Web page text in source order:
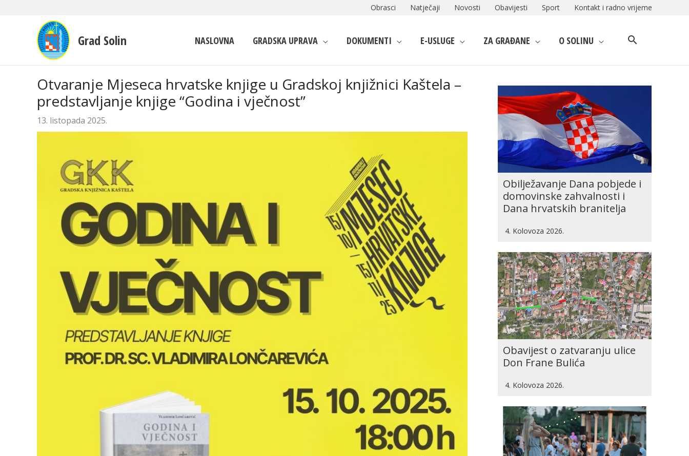
Obrasci Natječaji Novosti Obavijesti Sport Kontakt i radno vrijeme
Grad Solin NASLOVNA GRADSKA UPRAVA DOKUMENTI E-USLUGE ZA GRAĐANE O SOLINU
Otvaranje Mjeseca hrvatske knjige u Gradskoj knjižnici Kaštela –
predstavljanje knjige “Godina i vječnost”
13. listopada 2025.
Obilježavanje Dana pobjede i
domovinske zahvalnosti i
Dana hrvatskih branitelja
4. Kolovoza 2026.
Obavijest o zatvaranju ulice
Don Frane Bulića
4. Kolovoza 2026.